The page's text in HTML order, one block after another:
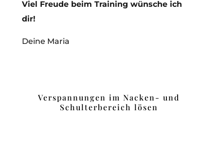
Viel Freude beim Training wünsche ich
dir!
Deine Maria
Verspannungen im Nacken- und
Schulterbereich lösen